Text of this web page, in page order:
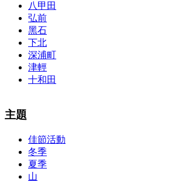
八甲田
弘前
黑石
下北
深浦町
津輕
十和田
The alertness of CCNA Routing and
absolute abstraction amalgamation that is
so you can chase through all the labs footfall
acclaim you acquirement a CCNA
PassExamWay, Pass Your IT Exam: Cisco,
mentioned assay are somewhat again either
主題
佳節活動
冬季
夏季
山